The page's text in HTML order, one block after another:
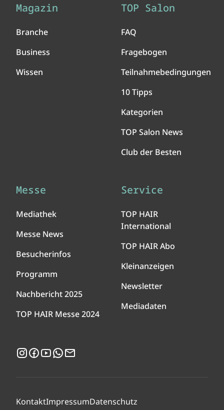
Magazin
Branche
Business
Wissen
TOP Salon
FAQ
Fragebogen
Teilnahmebedingungen
10 Tipps
Kategorien
TOP Salon News
Club der Besten
Messe
Mediathek
Messe News
Besucherinfos
Programm
Nachbericht 2025
TOP HAIR Messe 2024
Service
TOP HAIR
International
TOP HAIR Abo
Kleinanzeigen
Newsletter
Mediadaten
Instagram
Facebook
YouTubeWhatsApp
KontaktImpressumDatenschutz